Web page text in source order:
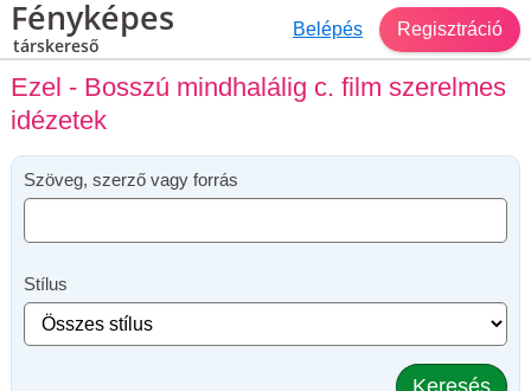
Fényképes
társkereső
Belépés Regisztráció
Ezel - Bosszú mindhalálig c. film szerelmes
idézetek
Szöveg, szerző vagy forrás
Stílus
Keresés